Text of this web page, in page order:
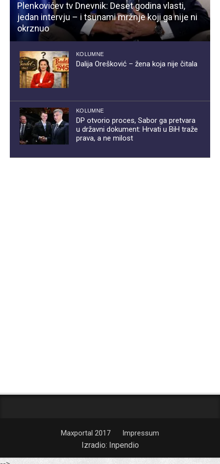
Plenkovićev tv Dnevnik: Deset godina vlasti,
jedan intervju – i tsunami mržnje koji ga nije ni
okrznuo
KOLUMNE
Dalija Orešković – žena koja nije čitala
KOLUMNE
DP otvorio proces, Sabor ga pretvara
u državni dokument: Hrvati u BiH traže
prava, a ne milost
Maxportal 2017 Impressum
Izradio: Inpendio